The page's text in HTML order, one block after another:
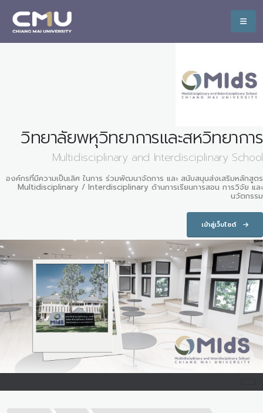
วิทยาลัยพหุวิทยาการและสหวิทยาการ
Multidisciplinary and Interdisciplinary School
องค์กรที่มีความเป็นเลิศ ในการ ร่วมพัฒนาจัดการ และ สนับสนุนส่งเสริมหลักสูตร
Multidisciplinary / Interdisciplinary ด้านการเรียนการสอน การวิจัย และ
นวัตกรรม
เข้าสู่เว็บไซต์